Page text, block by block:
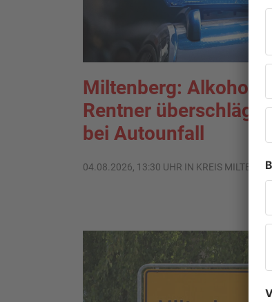
Miltenberg:
Rentner überschlägt
bei Autounfall
04.08.2026, 13:30 UHR IN KREIS